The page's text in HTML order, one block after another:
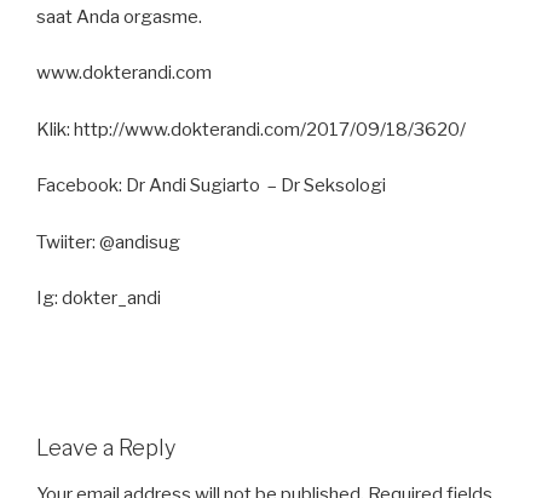
saat Anda orgasme.
www.dokterandi.com
Klik: http://www.dokterandi.com/2017/09/18/3620/
Facebook: Dr Andi Sugiarto – Dr Seksologi
Twiiter: @andisug
Ig: dokter_andi
Leave a Reply